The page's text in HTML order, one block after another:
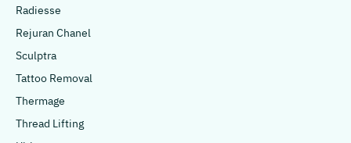
Radiesse
Rejuran Chanel
Sculptra
Tattoo Removal
Thermage
Thread Lifting